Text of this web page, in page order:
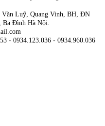
Văn Luỹ, Quang Vinh, BH, ĐN
Ba Đình Hà Nội.
- 0934.123.036 - 0934.960.036